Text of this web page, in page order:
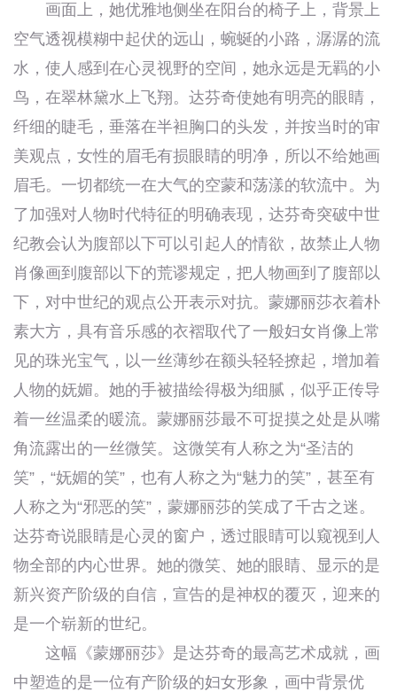
画面上，她优雅地侧坐在阳台的椅子上，背景上
空气透视模糊中起伏的远山，蜿蜒的小路，潺潺的流
水，使人感到在心灵视野的空间，她永远是无羁的小
鸟，在翠林黛水上飞翔。达芬奇使她有明亮的眼睛，
纤细的睫毛，垂落在半袒胸口的头发，并按当时的审
美观点，女性的眉毛有损眼睛的明净，所以不给她画
眉毛。一切都统一在大气的空蒙和荡漾的软流中。为
了加强对人物时代特征的明确表现，达芬奇突破中世
纪教会认为腹部以下可以引起人的情欲，故禁止人物
肖像画到腹部以下的荒谬规定，把人物画到了腹部以
下，对中世纪的观点公开表示对抗。蒙娜丽莎衣着朴
素大方，具有音乐感的衣褶取代了一般妇女肖像上常
见的珠光宝气，以一丝薄纱在额头轻轻撩起，增加着
人物的妩媚。她的手被描绘得极为细腻，似乎正传导
着一丝温柔的暖流。蒙娜丽莎最不可捉摸之处是从嘴
角流露出的一丝微笑。这微笑有人称之为“圣洁的
笑”，“妩媚的笑”，也有人称之为“魅力的笑”，甚至有
人称之为“邪恶的笑”，蒙娜丽莎的笑成了千古之迷。
达芬奇说眼睛是心灵的窗户，透过眼睛可以窥视到人
物全部的内心世界。她的微笑、她的眼睛、显示的是
新兴资产阶级的自信，宣告的是神权的覆灭，迎来的
是一个崭新的世纪。
这幅《蒙娜丽莎》是达芬奇的最高艺术成就，画
中塑造的是一位有产阶级的妇女形象，画中背景优